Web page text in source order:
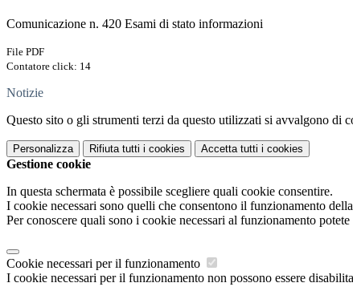
Comunicazione n. 420 Esami di stato informazioni
File PDF
Contatore click: 14
Notizie
Questo sito o gli strumenti terzi da questo utilizzati si avvalgono di
Personalizza Rifiuta tutti i cookies Accetta tutti i cookies
Gestione cookie
In questa schermata è possibile scegliere quali cookie consentire.
I cookie necessari sono quelli che consentono il funzionamento
Per conoscere quali sono i cookie necessari al funzionamento
Cookie necessari per il funzionamento
I cookie necessari per il funzionamento non possono essere